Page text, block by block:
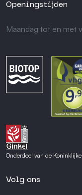
Openingstijden
Maandag tot en met
Onderdeel van de
Volg ons